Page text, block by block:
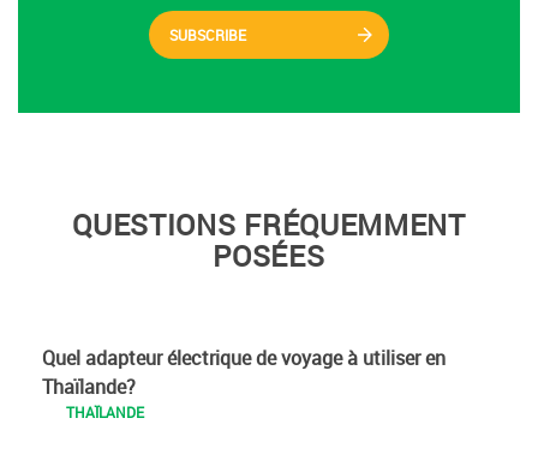
SUBSCRIBE
QUESTIONS FRÉQUEMMENT
POSÉES
Quel adapteur électrique de voyage à utiliser en
Thaïlande?
THAÏLANDE